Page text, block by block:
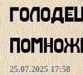
25.07.2025 17:58